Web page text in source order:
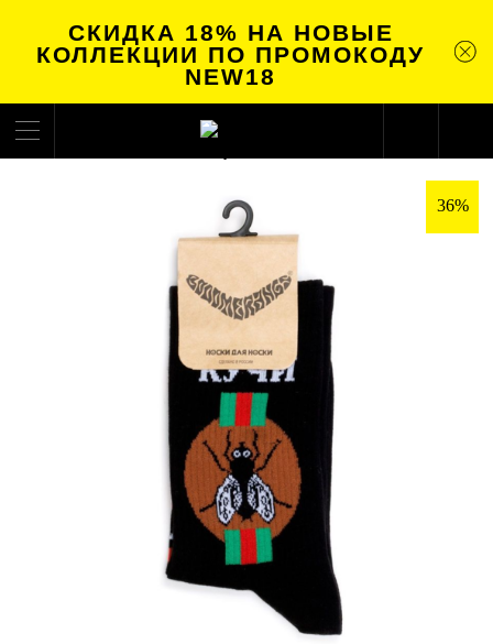
СКИДКА 18% НА НОВЫЕ
КОЛЛЕКЦИИ ПО ПРОМОКОДУ
NEW18
36%